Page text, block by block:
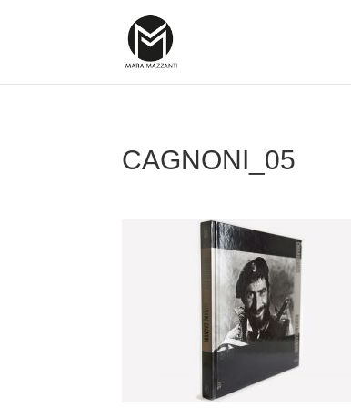
CAGNONI_05